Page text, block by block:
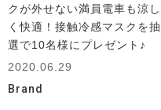
クが外せない満員電車も涼し
く快適！接触冷感マスクを抽
選で10名様にプレゼント♪
2020.06.29
Brand